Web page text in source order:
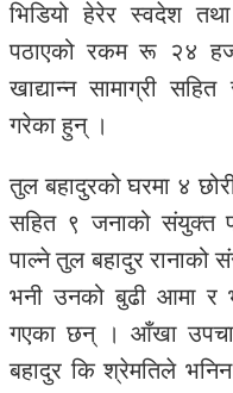
भिडियो हेरेर स्वदेश
पठाएको रकम रू २४
खाद्यान्न सामाग्री
गरेका हुन् ।
तुल बहादुरको घरमा ४
सहित ९ जनाको संयुक्त
पाल्ने तुल बहादुर रानाको
भनी उनको बुढी आमा र
गएका छन् । आँखा
बहादुर कि श्रेमतिले